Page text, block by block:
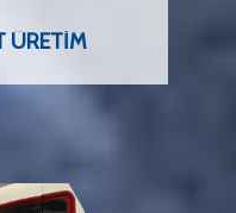
ÜRETIM